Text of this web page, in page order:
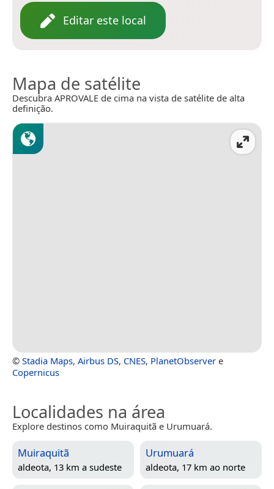
Editar este local
Mapa de satélite
Descubra APROVALE de cima na vista de satélite de alta
definição.
© Stadia Maps, Airbus DS, CNES, PlanetObserver e
Copernicus
Localidades na área
Explore destinos como Muiraquitã e Urumuará.
Muiraquitã
aldeota, 13 km a sudeste
Urumuará
aldeota, 17 km ao norte